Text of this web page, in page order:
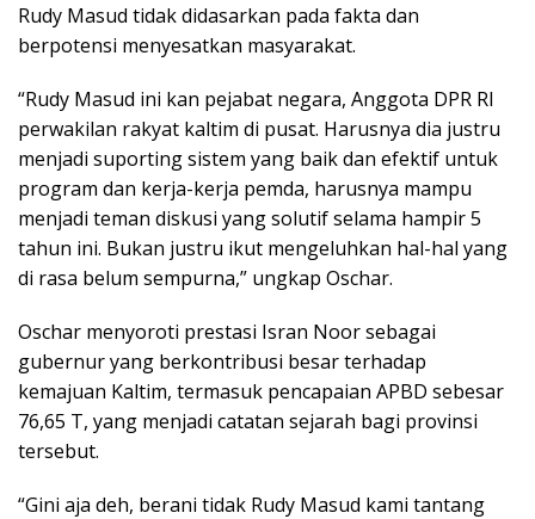
Rudy Masud tidak didasarkan pada fakta dan
berpotensi menyesatkan masyarakat.
“Rudy Masud ini kan pejabat negara, Anggota DPR RI
perwakilan rakyat kaltim di pusat. Harusnya dia justru
menjadi suporting sistem yang baik dan efektif untuk
program dan kerja-kerja pemda, harusnya mampu
menjadi teman diskusi yang solutif selama hampir 5
tahun ini. Bukan justru ikut mengeluhkan hal-hal yang
di rasa belum sempurna,” ungkap Oschar.
Oschar menyoroti prestasi Isran Noor sebagai
gubernur yang berkontribusi besar terhadap
kemajuan Kaltim, termasuk pencapaian APBD sebesar
76,65 T, yang menjadi catatan sejarah bagi provinsi
tersebut.
“Gini aja deh, berani tidak Rudy Masud kami tantang